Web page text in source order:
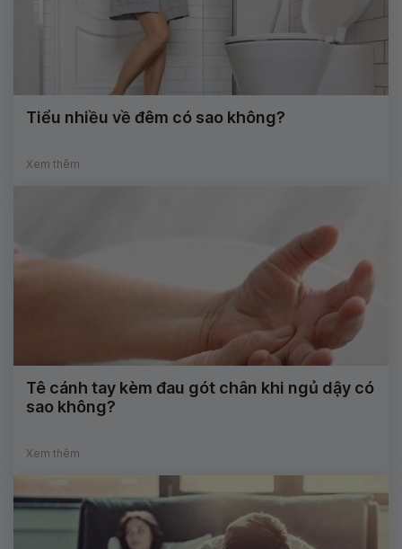
Tiểu nhiều về đêm có sao không?
Xem thêm
Tê cánh tay kèm đau gót chân khi ngủ dậy có
sao không?
Xem thêm